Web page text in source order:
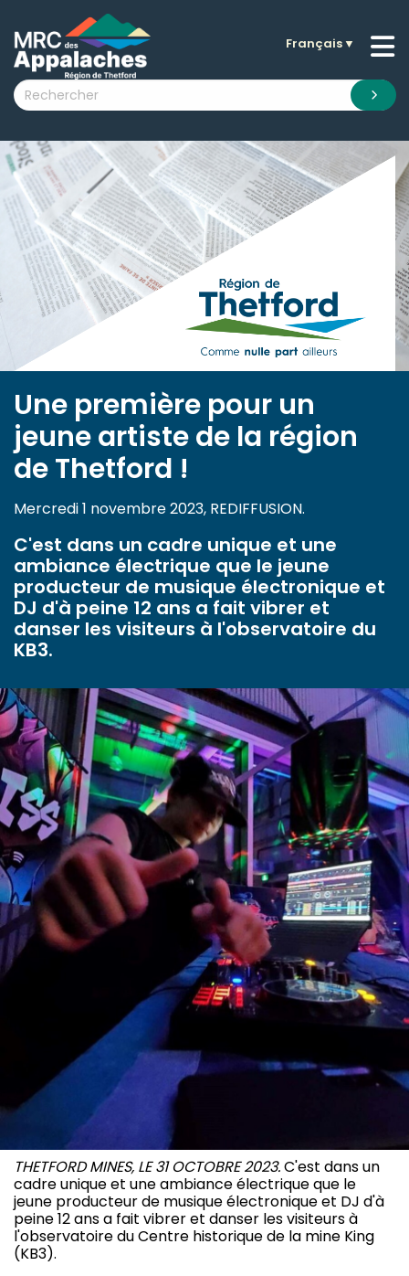
submenu (La MRC )
submenu (Citoyens )
submenu (Visiteurs )
submenu (Nouvelles )
submenu (Documentation )
Français▼
Une première pour un
jeune artiste de la région
de Thetford !
Mercredi 1 novembre 2023, REDIFFUSION.
C'est dans un cadre unique et une
ambiance électrique que le jeune
producteur de musique électronique et
DJ d'à peine 12 ans a fait vibrer et
danser les visiteurs à l'observatoire du
KB3.
THETFORD MINES, LE 31 OCTOBRE 2023.C'est dans un
cadre unique et une ambiance électrique que le
jeune producteur de musique électronique et DJ d'à
peine 12 ans a fait vibrer et danser les visiteurs à
l'observatoire du Centre historique de la mine King
(KB3).